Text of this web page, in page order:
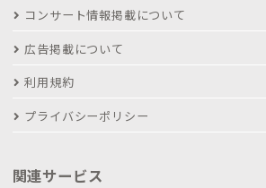
コンサート情報掲載について
広告掲載について
利用規約
プライバシーポリシー
関連サービス